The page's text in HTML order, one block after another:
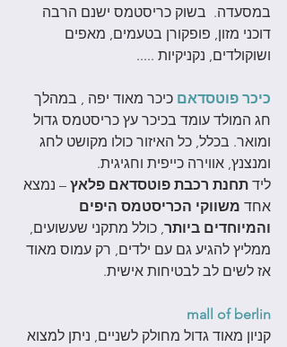
במסעדה.  בשוק כריסטמס ישנם הרבה
דוכני מזון, פופקורן בטעמים, מאפים
ושוקולדים, נקניקיות .....
כיכר פוטסדאם כיכר מאוד יפה , במהלך
חג המולד עומד בכיכר עץ כריסטמס גדול
ומואר. בכלל, כל האיזור כולו מקושט לחג
ומנצנץ, אווירה כייפית וחגיגית.
ליד תחנת רכבת פוטסדאם פלאץ – נמצא
אחד משווקי הכריסטמס היפים
והמיוחדים ביותר , כולל מתקני שעשועים,
ממליץ להגיע גם עם ילדים, רק עמוס מאוד
אז לשים לב לבטיחות אישית.
mall of berlin
קניון מאוד גדול מחולק לשניים, ניתן למצוא